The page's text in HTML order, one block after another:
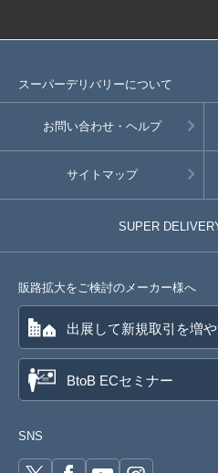
スーパーデリバリーについて
お問い合わせ・ヘルプ
サイトマップ
SUPER
販路拡大をご検討のメーカー様へ
出展して新規取引を増
BtoB ECセミナー
SNS